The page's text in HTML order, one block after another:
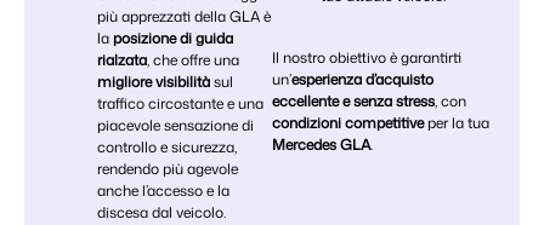
più apprezzati della GLA è
laposizione di guida
rialzata, che offre una
migliore visibilitàsul
traffico circostante e una
piacevole sensazione di
controllo e sicurezza,
rendendo più agevole
anche l’accesso e la
discesa dal veicolo.
Il nostro obiettivo è garantirti
un’esperienza d’acquisto
eccellente e senza stress, con
condizioni competitiveper la tua
Mercedes GLA.